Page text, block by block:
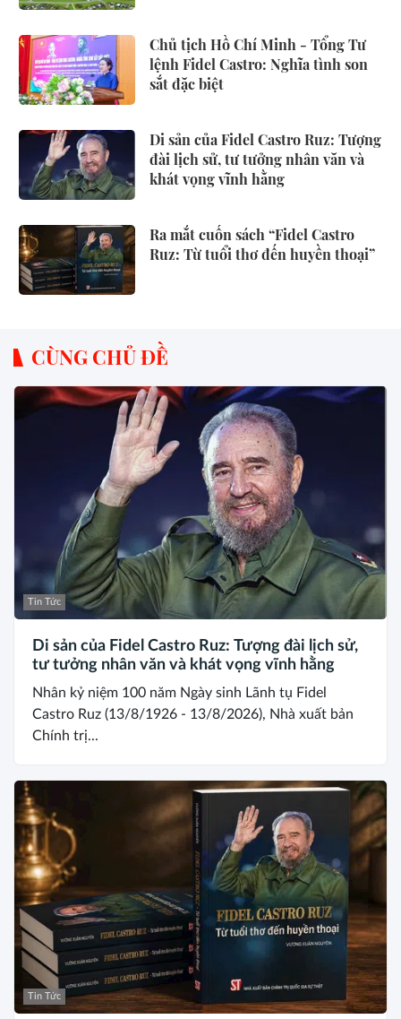
Chủ tịch Hồ Chí Minh - Tổng Tư
lệnh Fidel Castro: Nghĩa tình son
sắt đặc biệt
Di sản của Fidel Castro Ruz: Tượng
đài lịch sử, tư tưởng nhân văn và
khát vọng vĩnh hằng
Ra mắt cuốn sách “Fidel Castro
Ruz: Từ tuổi thơ đến huyền thoại”
CÙNG CHỦ ĐỀ
Tin Tức
Di sản của Fidel Castro Ruz: Tượng đài lịch sử,
tư tưởng nhân văn và khát vọng vĩnh hằng
Nhân kỷ niệm 100 năm Ngày sinh Lãnh tụ Fidel
Castro Ruz (13/8/1926 - 13/8/2026), Nhà xuất bản
Chính trị...
Tin Tức